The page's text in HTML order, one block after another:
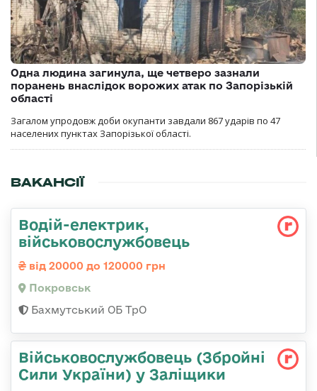
Одна людина загинула, ще четверо зазнали
поранень внаслідок ворожих атак по Запорізькій
області
Загалом упродовж доби окупанти завдали 867 ударів по 47
населених пунктах Запорізької області.
ВАКАНСІЇ
Водій-електрик,
військовослужбовець
від 20000 до 120000 грн
Покровськ
Бахмутський ОБ ТрО
Військовослужбовець (Збройні
Сили України) у Заліщики